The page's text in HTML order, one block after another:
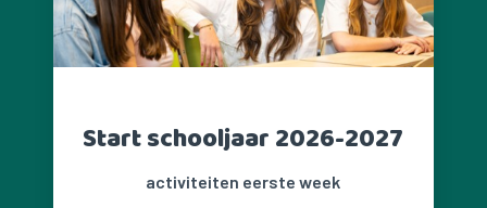
Start schooljaar 2026-2027
activiteiten eerste week